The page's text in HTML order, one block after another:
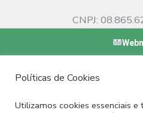
CNPJ:
Políticas de Cookies
Utilizamos cookies essenciais